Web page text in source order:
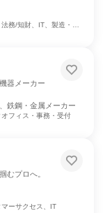
造・生産工程、クリエイティブ/デザイン職、建築/土木/プラント専門職、学術研究
器メーカー
鉄鋼・金属メーカー
オフィス・事務・受付
むプロへ。
マーサクセス、IT